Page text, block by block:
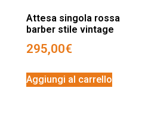
Attesa singola rossa
barber stile vintage
295,00€
Aggiungi al carrello